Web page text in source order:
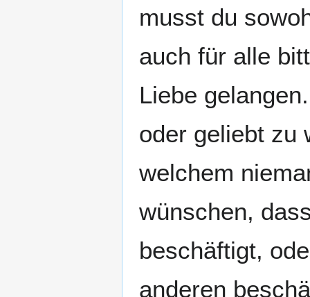
musst du
auch für alle
Liebe
oder geliebt zu
welchem
wünschen,
beschäftigt,
anderen